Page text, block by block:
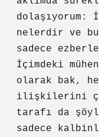
dolaşıyorum:
nelerdir ve
sadece
İçimdeki
olarak bak,
ilişkilerini
tarafı da
sadece